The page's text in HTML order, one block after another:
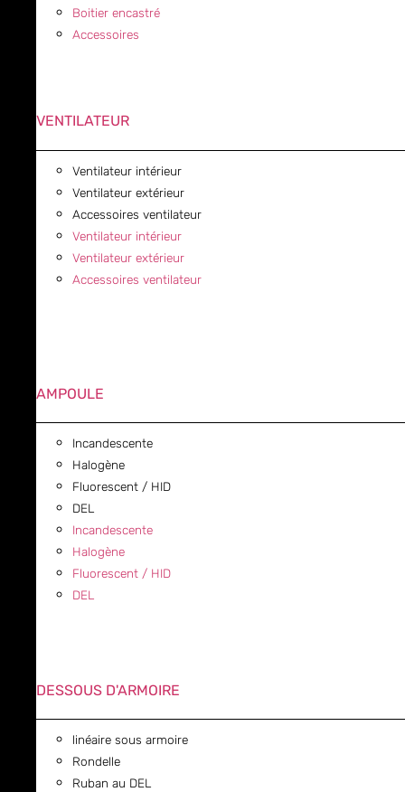
Boitier encastré
Accessoires
VENTILATEUR
Ventilateur intérieur
Ventilateur extérieur
Accessoires ventilateur
Ventilateur intérieur
Ventilateur extérieur
Accessoires ventilateur
AMPOULE
Incandescente
Halogène
Fluorescent / HID
DEL
Incandescente
Halogène
Fluorescent / HID
DEL
DESSOUS D'ARMOIRE
linéaire sous armoire
Rondelle
Ruban au DEL